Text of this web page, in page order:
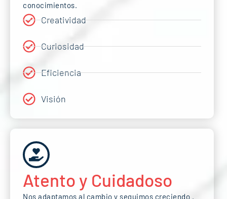
conocimientos.
Creatividad
Curiosidad
Eficiencia
Visión
Atento y Cuidadoso
Nos adaptamos al cambio y seguimos creciendo .